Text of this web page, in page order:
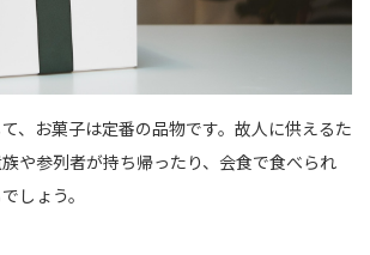
、お菓子は定番の品物です。故人に供えるた
や参列者が持ち帰ったり、会食で食べられ
しょう。